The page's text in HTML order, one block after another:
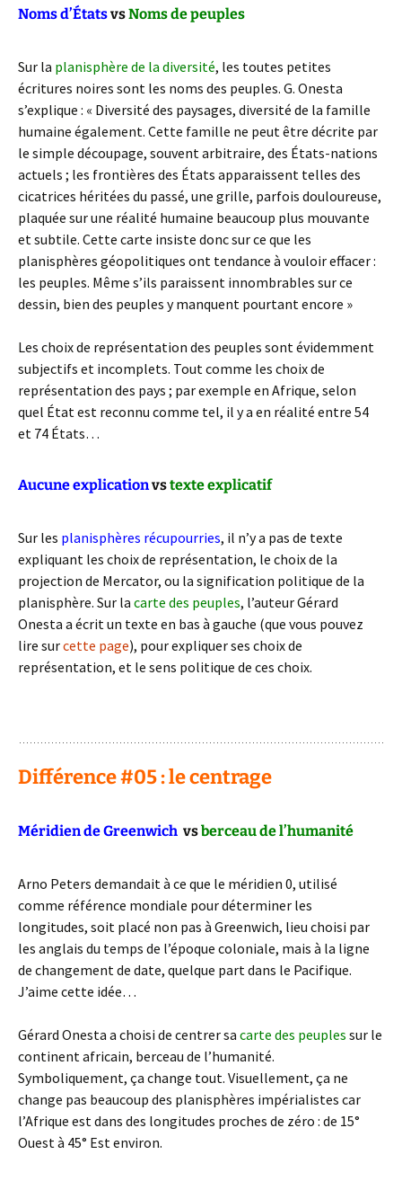
Noms d’ÉtatsvsNoms de peuples
Sur la planisphère de la diversité, les toutes petites
écritures noires sont les noms des peuples. G. Onesta
s’explique : « Diversité des paysages, diversité de la famille
humaine également. Cette famille ne peut être décrite par
le simple découpage, souvent arbitraire, des États-nations
actuels ; les frontières des États apparaissent telles des
cicatrices héritées du passé, une grille, parfois douloureuse,
plaquée sur une réalité humaine beaucoup plus mouvante
et subtile. Cette carte insiste donc sur ce que les
planisphères géopolitiques ont tendance à vouloir effacer :
les peuples. Même s’ils paraissent innombrables sur ce
dessin, bien des peuples y manquent pourtant encore »
Les choix de représentation des peuples sont évidemment
subjectifs et incomplets. Tout comme les choix de
représentation des pays ; par exemple en Afrique, selon
quel État est reconnu comme tel, il y a en réalité entre 54
et 74 États…
Aucune explicationvstexte explicatif
Sur les planisphères récupourries, il n’y a pas de texte
expliquant les choix de représentation, le choix de la
projection de Mercator, ou la signification politique de la
planisphère. Sur la carte des peuples, l’auteur Gérard
Onesta a écrit un texte en bas à gauche (que vous pouvez
lire surcette page), pour expliquer ses choix de
représentation, et le sens politique de ces choix.
Différence #05 : le centrage
Méridien de Greenwich vsberceau de l’humanité
Arno Peters demandait à ce que le méridien 0, utilisé
comme référence mondiale pour déterminer les
longitudes, soit placé non pas à Greenwich, lieu choisi par
les anglais du temps de l’époque coloniale, mais à la ligne
de changement de date, quelque part dans le Pacifique.
J’aime cette idée…
Gérard Onesta a choisi de centrer sa carte des peuples sur le
continent africain, berceau de l’humanité.
Symboliquement, ça change tout. Visuellement, ça ne
change pas beaucoup des planisphères impérialistes car
l’Afrique est dans des longitudes proches de zéro : de 15°
Ouest à 45° Est environ.